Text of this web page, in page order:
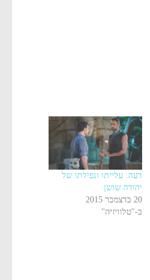
דעה: עלייתו ונפילתו של
יהודה שושן
20 בדצמבר 2015
ב-"טלוויזיה"